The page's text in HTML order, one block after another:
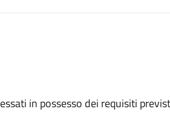
in possesso dei requisiti